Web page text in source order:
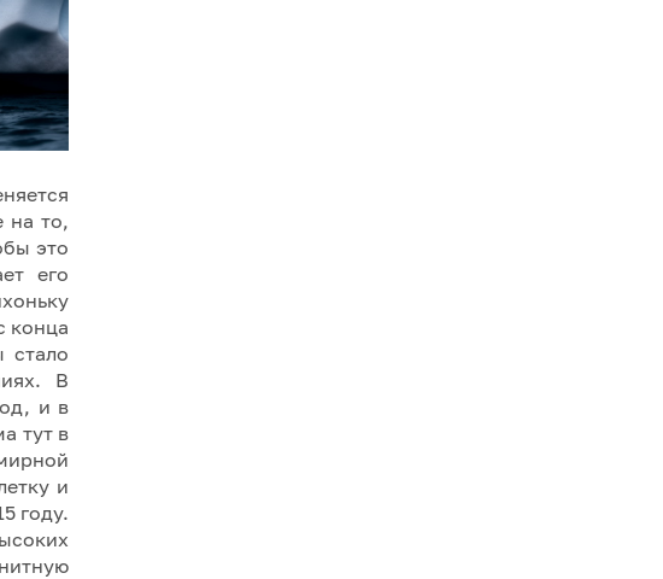
на то,
это
его
конца
стало
В
и в
тут в
и
году.